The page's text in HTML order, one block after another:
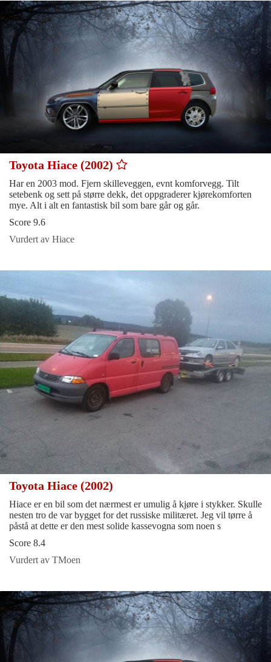
Toyota Hiace (2002)
Har en 2003 mod. Fjern skilleveggen, evnt komforvegg. Tilt
setebenk og sett på større dekk, det oppgraderer kjørekomforten
mye. Alt i alt en fantastisk bil som bare går og går.
Score 9.6
Vurdert av Hiace
Toyota Hiace (2002)
Hiace er en bil som det nærmest er umulig å kjøre i stykker. Skulle
nesten tro de var bygget for det russiske militæret. Jeg vil tørre å
påstå at dette er den mest solide kassevogna som noen s
Score 8.4
Vurdert av TMoen